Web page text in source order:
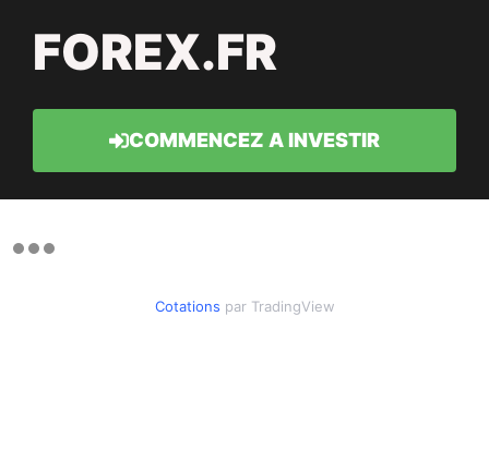
FOREX.FR
COMMENCEZ A INVESTIR
Cotations par TradingView